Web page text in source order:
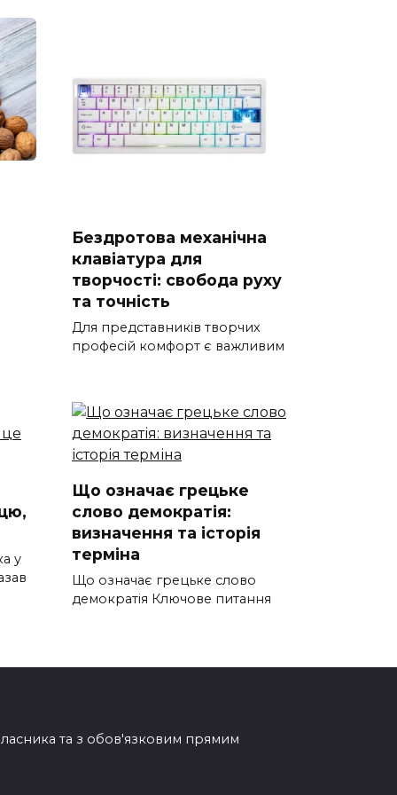
Бездротова механічна
клавіатура для
творчості: свобода руху
та точність
Для представників творчих
професій комфорт є важливим
у
Що означає грецьке
слово демократія:
визначення та історія
терміна
Що означає грецьке слово
демократія Ключове питання
та з обов'язковим прямим